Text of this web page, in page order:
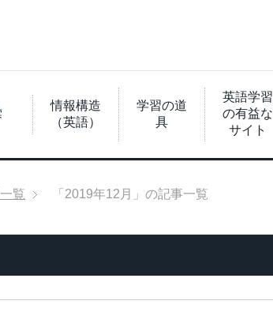
情報構造
（英語）
学習の道
具
英語学習
の有益な
サイト
覧 「2019年12月」の記事一覧